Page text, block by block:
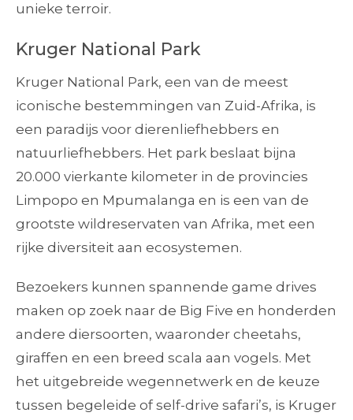
unieke terroir.
Kruger National Park
Kruger National Park, een van de meest
iconische bestemmingen van Zuid-Afrika, is
een paradijs voor dierenliefhebbers en
natuurliefhebbers. Het park beslaat bijna
20.000 vierkante kilometer in de provincies
Limpopo en Mpumalanga en is een van de
grootste wildreservaten van Afrika, met een
rijke diversiteit aan ecosystemen.
Bezoekers kunnen spannende game drives
maken op zoek naar de Big Five en honderden
andere diersoorten, waaronder cheetahs,
giraffen en een breed scala aan vogels. Met
het uitgebreide wegennetwerk en de keuze
tussen begeleide of self-drive safari’s, is Kruger